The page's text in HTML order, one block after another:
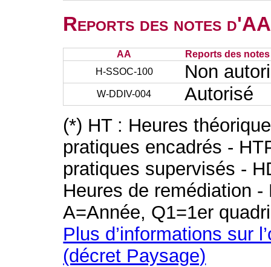
Reports des notes
AA
Reports des
H-SSOC-100
Non
W-DDIV-004
Autorisé
(*) HT : Heures
pratiques encadrés -
pratiques supervisés -
Heures de remédiation
A=Année, Q1=1er
Plus d’informations sur
(décret Paysage)